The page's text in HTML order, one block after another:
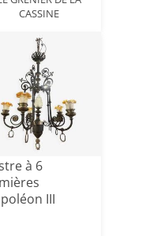
CASSINE
à 6
III